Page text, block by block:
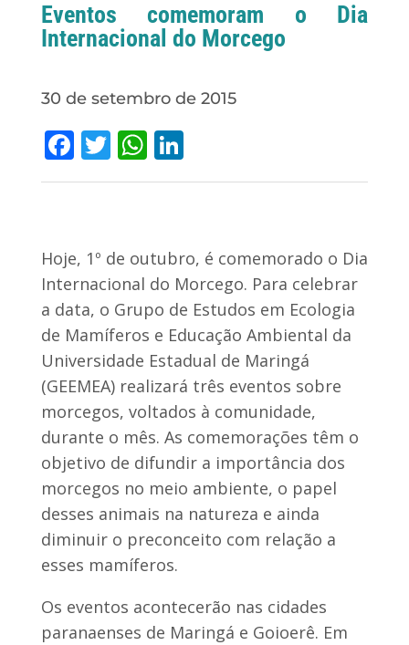
Eventos comemoram o Dia
Internacional do Morcego
30 de setembro de 2015
Facebook
Twitter
WhatsApp
LinkedIn
Hoje, 1º de outubro, é comemorado o Dia
Internacional do Morcego. Para celebrar
a data, o Grupo de Estudos em Ecologia
de Mamíferos e Educação Ambiental da
Universidade Estadual de Maringá
(GEEMEA) realizará três eventos sobre
morcegos, voltados à comunidade,
durante o mês. As comemorações têm o
objetivo de difundir a importância dos
morcegos no meio ambiente, o papel
desses animais na natureza e ainda
diminuir o preconceito com relação a
esses mamíferos.
Os eventos acontecerão nas cidades
paranaenses de Maringá e Goioerê. Em